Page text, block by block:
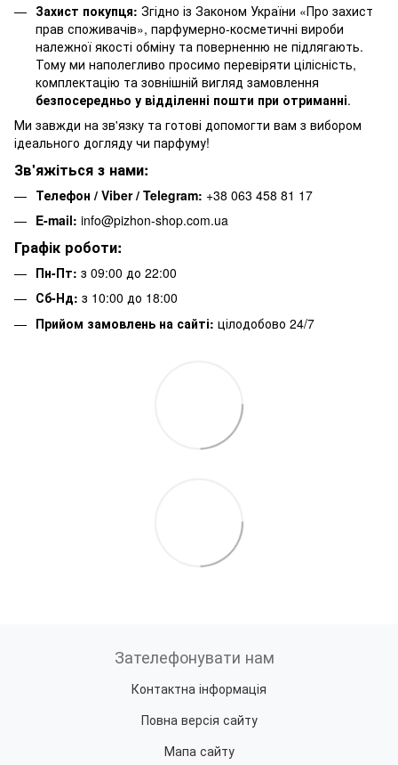
Захист покупця: Згідно із Законом України «Про захист
прав споживачів», парфумерно-косметичні вироби
належної якості обміну та поверненню не підлягають.
Тому ми наполегливо просимо перевіряти цілісність,
комплектацію та зовнішній вигляд замовлення
безпосередньо у відділенні пошти при отриманні.
Ми завжди на зв'язку та готові допомогти вам з вибором
ідеального догляду чи парфуму!
Зв'яжіться з нами:
Телефон / Viber / Telegram: +38 063 458 81 17
E-mail: info@pizhon-shop.com.ua
Графік роботи:
Пн-Пт: з 09:00 до 22:00
Сб-Нд: з 10:00 до 18:00
Прийом замовлень на сайті: цілодобово 24/7
Зателефонувати нам
Контактна інформація
Повна версія сайту
Мапа сайту